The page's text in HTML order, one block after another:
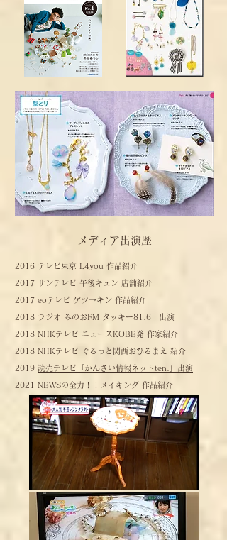
​メディア出演歴
2016 テレビ東京 L4you 作品紹介
2017 サンテレビ 午後キュン 店舗紹介
2017 eoテレビ ゲツ→キン 作品紹介
2018 ラジオ みのおFM タッキー81.6 出演
2018 NHKテレビ ニュースKOBE発 作家紹介
2018 NHKテレビ ぐるっと関西おひるまえ 紹介
2019 読売テレビ「かんさい情報ネットten.」出演
2021 NEWSの全力！！メイキング 作品紹介